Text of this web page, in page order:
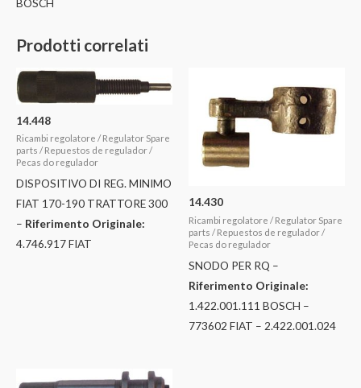
BOSCH
Prodotti correlati
14.448
Ricambi regolatore / Regulator Spare
parts / Repuestos de regulador /
Pecas do regulador
DISPOSITIVO DI REG. MINIMO
FIAT 170-190 TRATTORE 300
– Riferimento Originale:
4.746.917 FIAT
14.430
Ricambi regolatore / Regulator Spare
parts / Repuestos de regulador /
Pecas do regulador
SNODO PER RQ –
Riferimento Originale:
1.422.001.111 BOSCH –
773602 FIAT – 2.422.001.024